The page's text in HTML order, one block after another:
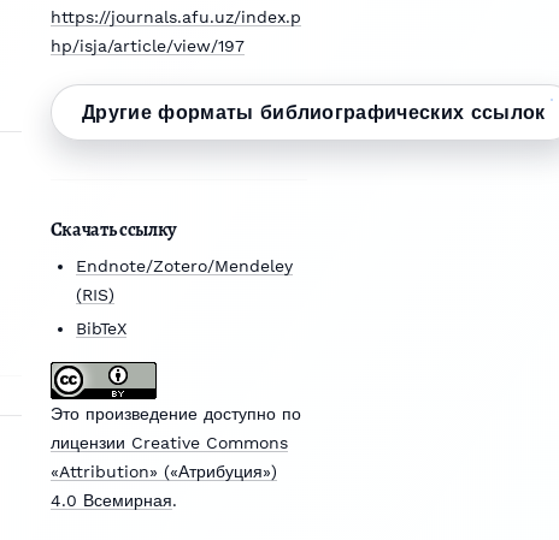
https://journals.afu.uz/index.p
hp/isja/article/view/197
Другие форматы библиографических ссылок
Скачать ссылку
Endnote/Zotero/Mendeley
(RIS)
BibTeX
Это произведение доступно по
лицензии Creative Commons
«Attribution» («Атрибуция»)
4.0 Всемирная.